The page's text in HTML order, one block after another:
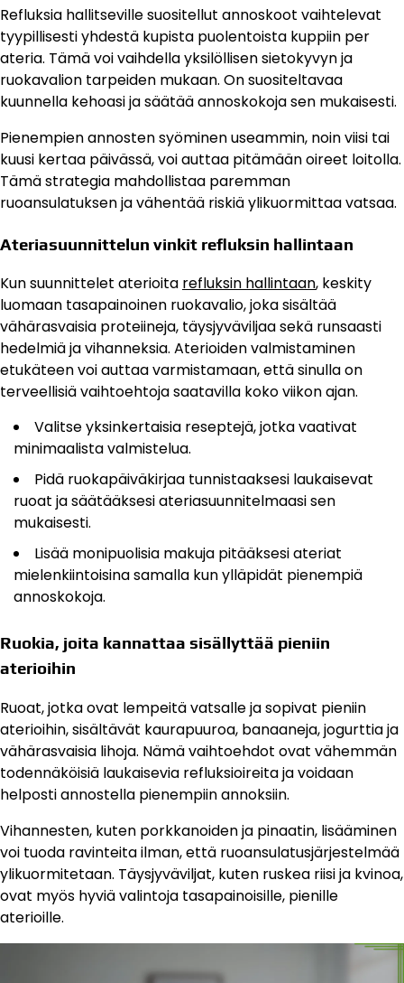
Refluksia hallitseville suositellut annoskoot vaihtelevat
tyypillisesti yhdestä kupista puolentoista kuppiin per
ateria. Tämä voi vaihdella yksilöllisen sietokyvyn ja
ruokavalion tarpeiden mukaan. On suositeltavaa
kuunnella kehoasi ja säätää annoskokoja sen mukaisesti.
Pienempien annosten syöminen useammin, noin viisi tai
kuusi kertaa päivässä, voi auttaa pitämään oireet loitolla.
Tämä strategia mahdollistaa paremman
ruoansulatuksen ja vähentää riskiä ylikuormittaa vatsaa.
Ateriasuunnittelun vinkit refluksin hallintaan
Kun suunnittelet aterioita refluksin hallintaan, keskity
luomaan tasapainoinen ruokavalio, joka sisältää
vähärasvaisia proteiineja, täysjyväviljaa sekä runsaasti
hedelmiä ja vihanneksia. Aterioiden valmistaminen
etukäteen voi auttaa varmistamaan, että sinulla on
terveellisiä vaihtoehtoja saatavilla koko viikon ajan.
Valitse yksinkertaisia reseptejä, jotka vaativat
minimaalista valmistelua.
Pidä ruokapäiväkirjaa tunnistaaksesi laukaisevat
ruoat ja säätääksesi ateriasuunnitelmaasi sen
mukaisesti.
Lisää monipuolisia makuja pitääksesi ateriat
mielenkiintoisina samalla kun ylläpidät pienempiä
annoskokoja.
Ruokia, joita kannattaa sisällyttää pieniin
aterioihin
Ruoat, jotka ovat lempeitä vatsalle ja sopivat pieniin
aterioihin, sisältävät kaurapuuroa, banaaneja, jogurttia ja
vähärasvaisia lihoja. Nämä vaihtoehdot ovat vähemmän
todennäköisiä laukaisevia refluksioireita ja voidaan
helposti annostella pienempiin annoksiin.
Vihannesten, kuten porkkanoiden ja pinaatin, lisääminen
voi tuoda ravinteita ilman, että ruoansulatusjärjestelmää
ylikuormitetaan. Täysjyväviljat, kuten ruskea riisi ja kvinoa,
ovat myös hyviä valintoja tasapainoisille, pienille
aterioille.